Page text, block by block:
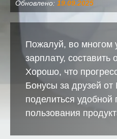
Обновлено: 19.09.2025
Пожалуй, во многом
зарплату,
Хорошо, что
Бонусы за друзей от
поделиться
пользования